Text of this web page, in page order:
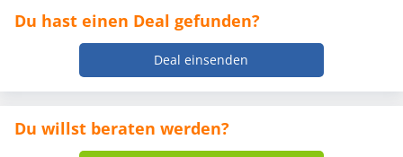
Du hast einen Deal gefunden?
Deal einsenden
Du willst beraten werden?